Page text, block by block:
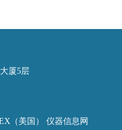
厦5层
（美国） 仪器信息网